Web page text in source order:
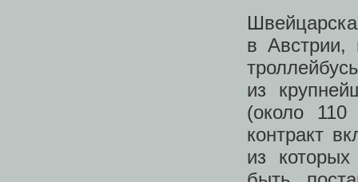
в
из
(около 110
контракт
из